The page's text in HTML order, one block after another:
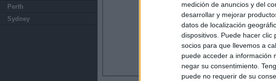
medición de anuncios y del
desarrollar y mejorar
datos de localización
dispositivos. Puede hacer
socios para que llevemos a
puede acceder a información
negar su consentimiento.
puede no requerir de su
Perth
Sydney